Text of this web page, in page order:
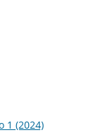
1 (2024)